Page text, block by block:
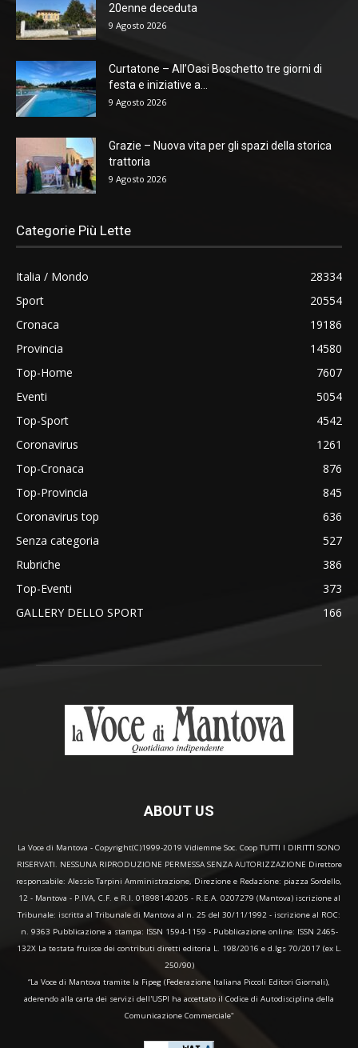
20enne deceduta
9 Agosto 2026
Curtatone – All’Oasi Boschetto tre giorni di
festa e iniziative a...
9 Agosto 2026
Grazie – Nuova vita per gli spazi della storica
trattoria
9 Agosto 2026
Categorie Più Lette
Italia / Mondo
28334
Sport
20554
Cronaca
19186
Provincia
14580
Top-Home
7607
Eventi
5054
Top-Sport
4542
Coronavirus
1261
Top-Cronaca
876
Top-Provincia
845
Coronavirus top
636
Senza categoria
527
Rubriche
386
Top-Eventi
373
GALLERY DELLO SPORT
166
ABOUT US
La Voce di Mantova - Copyright(C)1999-2019 Vidiemme Soc. Coop TUTTI I DIRITTI SONO
RISERVATI. NESSUNA RIPRODUZIONE PERMESSA SENZA AUTORIZZAZIONE Direttore
responsabile: Alessio Tarpini Amministrazione, Direzione e Redazione: piazza Sordello,
12 - Mantova - P.IVA, C.F. e R.I. 01898140205 - R.E.A. 0207279 (Mantova) iscrizione al
Tribunale: iscritta al Tribunale di Mantova al n. 25 del 30/11/1992 - iscrizione al ROC:
n. 9363 Pubblicazione a stampa: ISSN 1594-1159 - Pubblicazione online: ISSN 2465-
132X La testata fruisce dei contributi diretti editoria L. 198/2016 e d.lgs 70/2017 (ex L.
250/90)
“La Voce di Mantova tramite la Fipeg (Federazione Italiana Piccoli Editori Giornali),
aderendo alla carta dei servizi dell'USPI ha accettato il Codice di Autodisciplina della
Comunicazione Commerciale"